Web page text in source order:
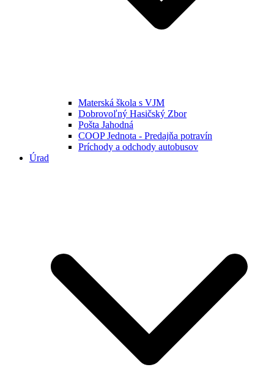
Materská škola s VJM
Dobrovoľný Hasičský Zbor
Pošta Jahodná
COOP Jednota - Predajňa potravín
Príchody a odchody autobusov
Úrad